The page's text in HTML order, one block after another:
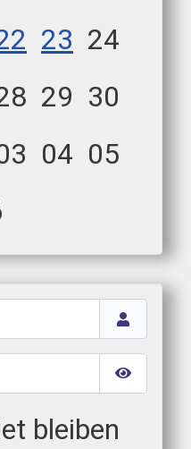
23 24
29 30
04 05
Passwort
bleiben